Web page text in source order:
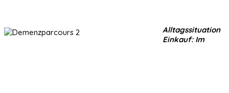
Alltagssituation
Einkauf: Im